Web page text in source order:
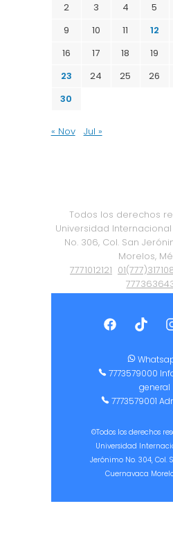
2
3 4 5
9
10 11 12
16
17 18 19
23
24 25 26
30
« Nov Jul »
Todos los derechos
Universidad Internacional
No. 306, Col. San
Morelos,
7771012121
Política de Privacidad|
7773579000
general
7773579001
©Todos los derechos
Universidad
Jerónimo No. 304, Col.
Cuernavaca